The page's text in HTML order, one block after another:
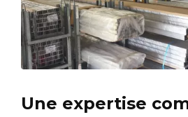
Une expertise